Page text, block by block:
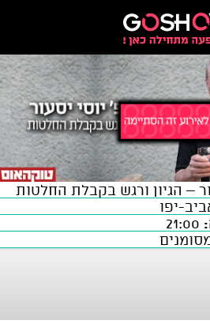
– הגיון ורגש בקבלת החלטות
יפו